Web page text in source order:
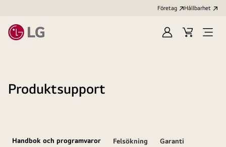
Företag Hållbarhet
LoggaKundvagn
Produktsupport
Handbok och programvaror Felsökning Garanti